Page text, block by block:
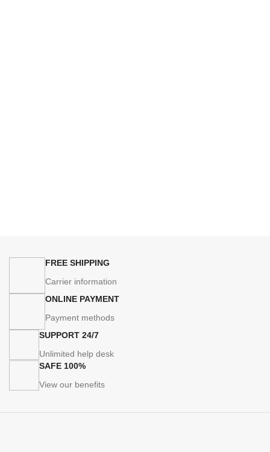
FREE SHIPPING
Carrier information
ONLINE PAYMENT
Payment methods
24/7 SUPPORT
Unlimited help desk
100% SAFE
View our benefits